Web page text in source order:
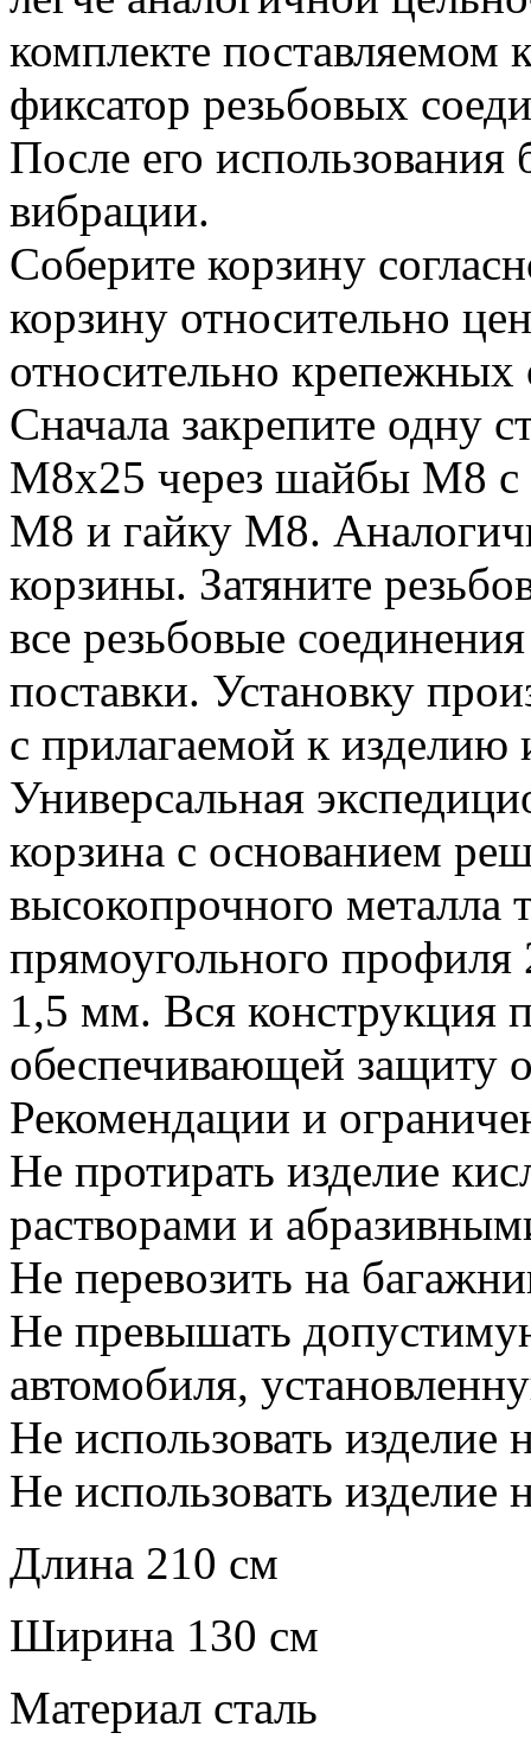
комплекте
фиксатор резьбовых
После его
вибрации.
Соберите корзину
корзину относительно
относительно
Сначала закрепите одну
М8х25 через шайбы М8 с
М8 и гайку М8.
корзины. Затяните
все резьбовые
поставки. Установку
с прилагаемой к изделию
Универсальная
корзина с основанием
высокопрочного
прямоугольного
1,5 мм. Вся конструкция
обеспечивающей защиту
Рекомендации и
Не протирать изделие
растворами и
Не перевозить на
Не превышать
автомобиля,
Не использовать
Не использовать изделие
Длина 210 см
Ширина 130 см
Материал сталь